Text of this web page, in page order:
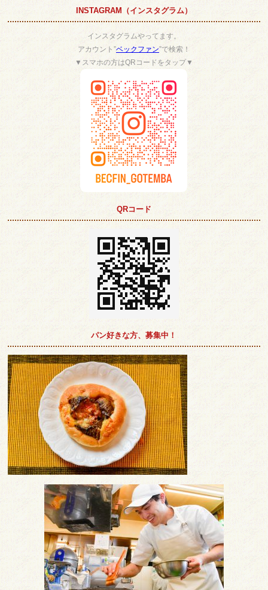
INSTAGRAM（インスタグラム）
インスタグラムやってます。
アカウント”ベックファン”で検索！
▼スマホの方はQRコードをタップ▼
QRコード
パン好きな方、募集中！